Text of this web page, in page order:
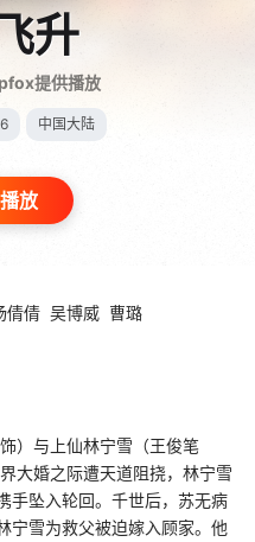
升
提供播放
中国大陆
放
倩倩 吴博威 曹璐
）与上仙林宁雪（王俊笔
大婚之际遭天道阻挠，林宁雪
手坠入轮回。千世后，苏无病
宁雪为救父被迫嫁入顾家。他